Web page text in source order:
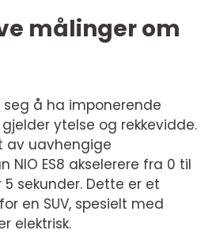
målinger om
seg å ha imponerende
ytelse og rekkevidde.
av uavhengige
NIO ES8 akselerere fra 0 til
sekunder. Dette er et
en SUV, spesielt med
elektrisk.